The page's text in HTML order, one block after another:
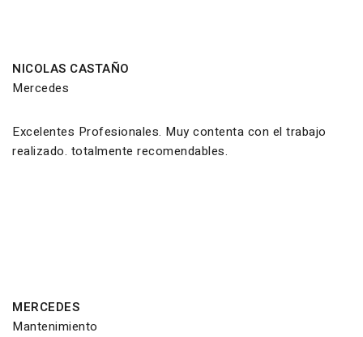
NICOLAS CASTAÑO
Mercedes
Excelentes Profesionales. Muy contenta con el trabajo
realizado. totalmente recomendables.
MERCEDES
Mantenimiento